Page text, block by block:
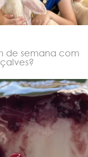
de semana com